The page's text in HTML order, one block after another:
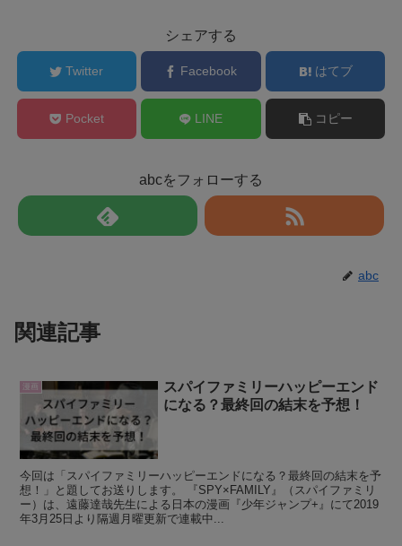
シェアする
Twitter Facebook はてブ
Pocket LINE コピー
abcをフォローする
abc
関連記事
漫画
スパイファミリーハッピーエンド
になる？最終回の結末を予想！
今回は「スパイファミリーハッピーエンドになる？最終回の結末を予
想！」と題してお送りします。 『SPY×FAMILY』（スパイファミリ
ー）は、遠藤達哉先生による日本の漫画『少年ジャンプ+』にて2019
年3月25日より隔週月曜更新で連載中...